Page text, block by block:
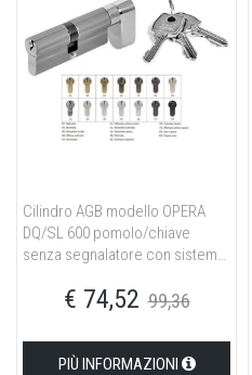
Cilindro AGB modello OPERA
DQ/SL 600 pomolo/chiave
senza segnalatore con sistema
P55/10/35 per portoncino in
€ 74,52 99,36
PIÙ INFORMAZIONI